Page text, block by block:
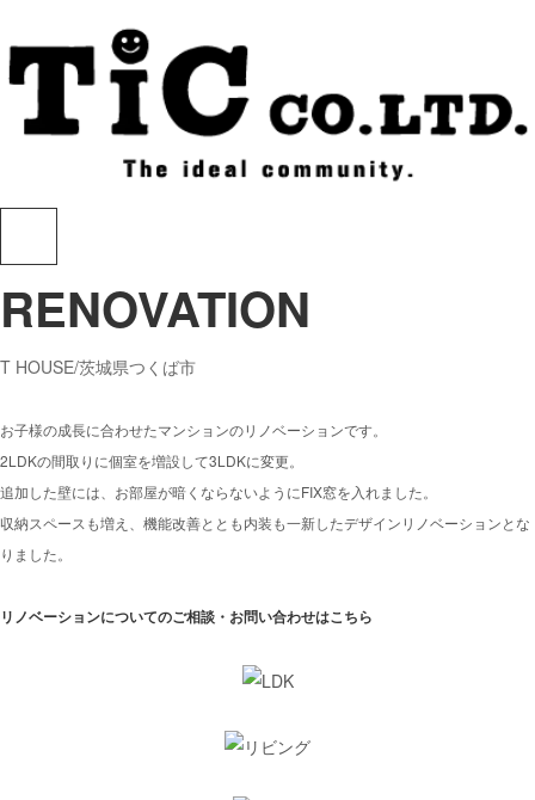
RENOVATION
T HOUSE/茨城県つくば市
お子様の成長に合わせたマンションのリノベーションです。
2LDKの間取りに個室を増設して3LDKに変更。
追加した壁には、お部屋が暗くならないようにFIX窓を入れました。
収納スペースも増え、機能改善ととも内装も一新したデザインリノベーションとな
りました。
リノベーションについてのご相談・お問い合わせはこちら